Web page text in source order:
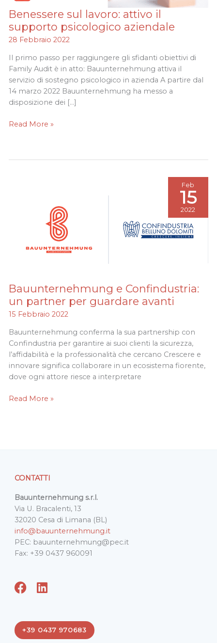
Benessere sul lavoro: attivo il
supporto psicologico aziendale
28 Febbraio 2022
Il primo passo per raggiungere gli sfidanti obiettivi di
Family Audit è in atto: Bauunternehmung attiva il
servizio di sostegno psicologico in azienda A partire dal
14 marzo 2022 Bauunternehmung ha messo a
disposizione dei […]
Benessere
sul
lavoro:
il
supporto
psicologico
aziendale
Read More »
Bauunternehmung e Confindustria:
un partner per guardare avanti
15 Febbraio 2022
Bauunternehmung conferma la sua partnership con
Confindustria per garantire ai suoi clienti la sicurezza,
l’affidabilità e la professionalità che cercano Crescere e
innovare significa collaborare in un ecosistema fiorente,
dove ogni attore riesce a interpretare
Bauunternehmung
e
Confindustria:
partner
per
guardare
avanti
Read More »
Feb
15
2022
CONTATTI
Bauunternehmung s.r.l.
Via U. Bracalenti, 13
32020 Cesa di Limana (BL)
info@bauunternehmung.it
PEC: bauunternehmung@pec.it
Fax: +39 0437 960091
F
e
b
L
k
e
+39 0437 970683